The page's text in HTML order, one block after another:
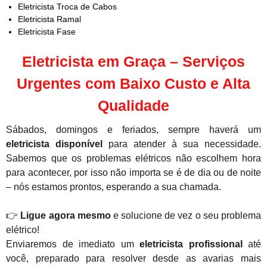
Eletricista Troca de Cabos
Eletricista Ramal
Eletricista Fase
Eletricista em Graça – Serviços
Urgentes com Baixo Custo e Alta
Qualidade
Sábados, domingos e feriados, sempre haverá um
eletricista disponível
para atender à sua necessidade.
Sabemos que os problemas elétricos não escolhem hora
para acontecer, por isso não importa se é de dia ou de noite
– nós estamos prontos, esperando a sua chamada.
👉 Ligue agora mesmoe solucione de vez o seu problema
elétrico!
Enviaremos de imediato um eletricista profissional
até
você, preparado para resolver desde as avarias mais